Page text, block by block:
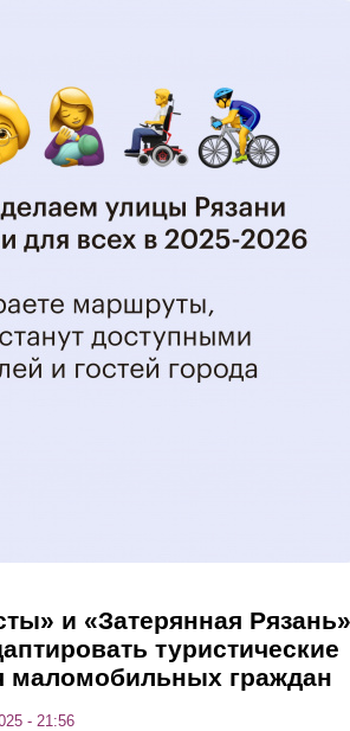
и «Затерянная Рязань»
туристические
маломобильных граждан
- 21:56